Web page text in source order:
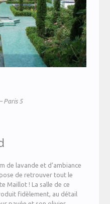
Paris 5
de lavande et d’ambiance
de retrouver tout le
Maillot ! La salle de ce
fidèlement, au détail